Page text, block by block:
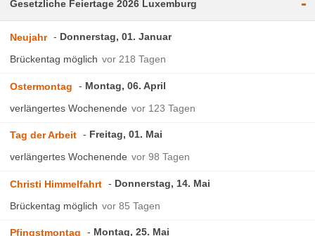
Gesetzliche Feiertage 2026 Luxemburg
Neujahr
Donnerstag, 01. Januar
Brückentag möglich vor 218 Tagen
Ostermontag
Montag, 06. April
verlängertes Wochenende vor 123 Tagen
Tag der Arbeit
Freitag, 01. Mai
verlängertes Wochenende vor 98 Tagen
Christi Himmelfahrt
Donnerstag, 14. Mai
Brückentag möglich vor 85 Tagen
Pfingstmontag
Montag, 25. Mai